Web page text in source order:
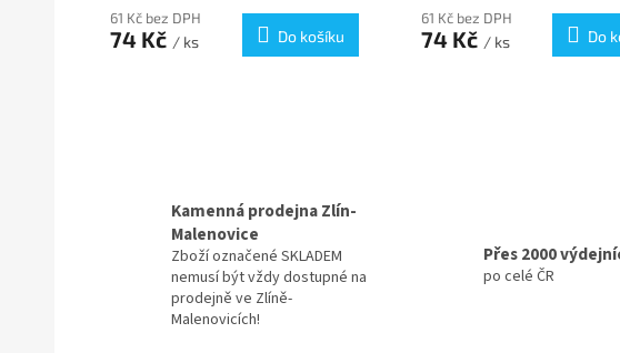
61 Kč bez DPH
74 Kč / ks Do košíku
61 Kč bez DPH
74 Kč / ks Do
Kamenná prodejna Zlín-
Malenovice
Zboží označené SKLADEM
nemusí být vždy dostupné na
prodejně ve Zlíně-
Malenovicích!
Přes 2000
po celé ČR